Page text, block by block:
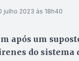
julho 2023 às 18h40
após um
do sistema